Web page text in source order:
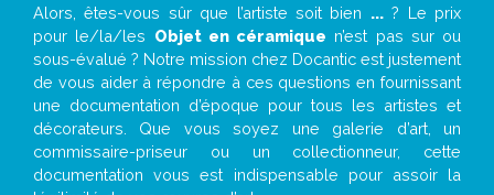
Alors, êtes-vous sûr que l’artiste soit bien ...? Le prix
pour le/la/les Objet en céramique n’est pas sur ou
sous-évalué ? Notre mission chez Docantic est justement
de vous aider à répondre à ces questions en fournissant
une documentation d’époque pour tous les artistes et
décorateurs. Que vous soyez une galerie d’art, un
commissaire-priseur ou un collectionneur, cette
documentation vous est indispensable pour assoir la